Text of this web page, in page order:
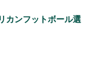
カンフットボール選